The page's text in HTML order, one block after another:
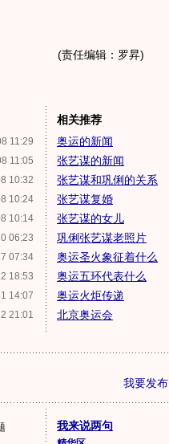
(责任编辑：罗昇)
11:29
11:05
10:32
10:24
10:14
06:23
07:34
18:53
14:07
21:01
相关推荐
奥运的新闻
张艺谋的新闻
张艺谋和巩俐的关系
张艺谋复婚
张艺谋的女儿
巩俐张艺谋老照片
奥运圣火象征着什么
奥运五环代表什么
奥运火炬传递
北京奥运会
我要发布
我来说两句